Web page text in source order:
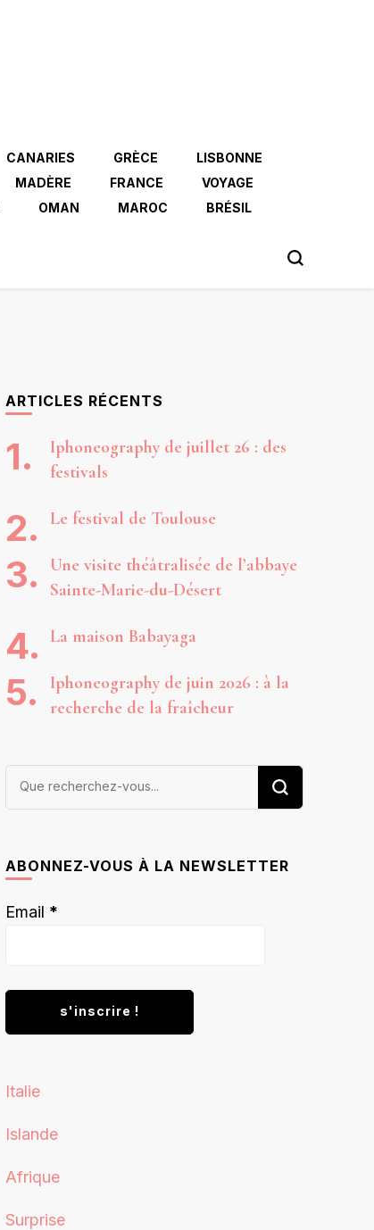
CANARIES GRÈCE
LISBONNE
MADÈRE FRANCE
VOYAGE
OMAN MAROC
BRÉSIL
ARTICLES RÉCENTS
Iphoneography de juillet 26 : des
festivals
Le festival de Toulouse
Une visite théâtralisée de l’abbaye
Sainte-Marie-du-Désert
La maison Babayaga
Iphoneography de juin 2026 : à la
recherche de la fraîcheur
Vous
ABONNEZ-VOUS À LA NEWSLETTER
Email *
Italie
Islande
Afrique
Surprise